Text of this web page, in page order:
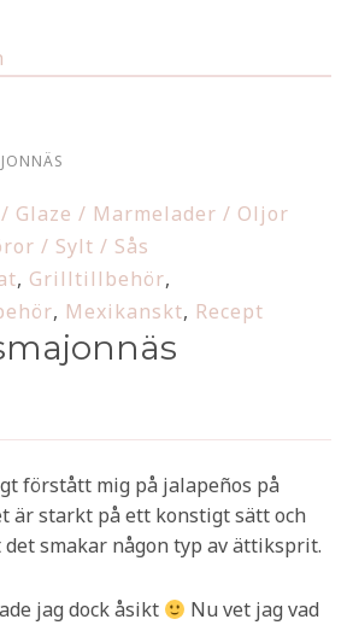
Glaze / Marmelader / Oljor
/ Sylt / Sås
, Grilltillbehör,
, Mexikanskt, Recept
förstått mig på jalapeños på
är starkt på ett konstigt sätt och
smakar någon typ av ättiksprit.
jag dock åsikt
Nu vet jag vad